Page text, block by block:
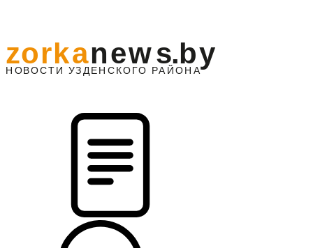
НО ВОСТИ УЗДЕНС КО ГО РАЙОНА
zorkanews.by